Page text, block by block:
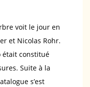
voit le jour en
et Nicolas Rohr.
était constitué
Suite à la
s’est